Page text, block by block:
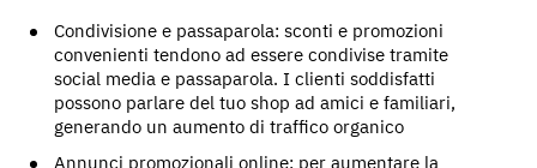
Condivisione e passaparola: sconti e promozioni
convenienti tendono ad essere condivise tramite
social media e passaparola. I clienti soddisfatti
possono parlare del tuo shop ad amici e familiari,
generando un aumento di traffico organico
Annunci promozionali online: per aumentare la